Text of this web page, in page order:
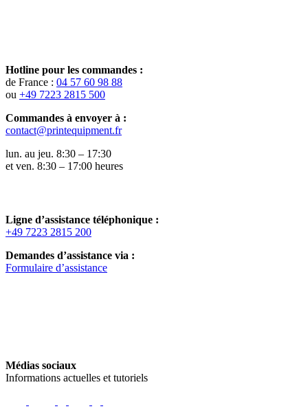
Hotline pour les commandes :
de France : 04 57 60 98 88
ou +49 7223 2815 500
Commandes à envoyer à :
contact@printequipment.fr
lun. au jeu. 8:30 – 17:30
et ven. 8:30 – 17:00 heures
Ligne d’assistance téléphonique :
+49 7223 2815 200
Demandes d’assistance via :
Formulaire d’assistance
Médias sociaux
Informations actuelles et tutoriels